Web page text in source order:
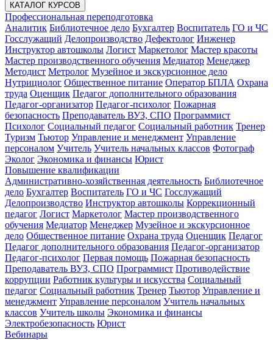
КАТАЛОГ КУРСОВ
Профессиональная переподготовка
Аналитик Библиотечное дело Бухгалтер Воспитатель ГО и ЧС
Госслужащий Делопроизводство Дефектолог Инженер
Инструктор автошколы Логист Маркетолог Мастер красоты
Мастер производственного обучения Медиатор Менеджер
Методист Метролог Музейное и экскурсионное дело
Нутрициолог Общественное питание Оператор БПЛА Охрана
труда Оценщик Педагог дополнительного образования
Педагог-организатор Педагог-психолог Пожарная
безопасность Преподаватель ВУЗ, СПО Программист
Психолог Социальный педагог Социальный работник Тренер
Туризм Тьютор Управление и менеджмент Управление
персоналом Учитель Учитель начальных классов Фотограф
Эколог Экономика и финансы Юрист
Повышение квалификации
Административно-хозяйственная деятельность Библиотечное
дело Бухгалтер Воспитатель ГО и ЧС Госслужащий
Делопроизводство Инструктор автошколы Коррекционный
педагог Логист Маркетолог Мастер производственного
обучения Медиатор Менеджер Музейное и экскурсионное
дело Общественное питание Охрана труда Оценщик Педагог
Педагог дополнительного образования Педагог-организатор
Педагог-психолог Первая помощь Пожарная безопасность
Преподаватель ВУЗ, СПО Программист Противодействие
коррупции Работник культуры и искусства Социальный
педагог Социальный работник Тренер Тьютор Управление и
менеджмент Управление персоналом Учитель начальных
классов Учитель школы Экономика и финансы
Электробезопасность Юрист
Вебинары